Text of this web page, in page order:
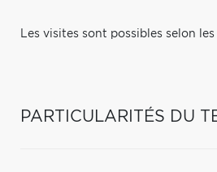
Les visites sont possibles selon
PARTICULARITÉS DU